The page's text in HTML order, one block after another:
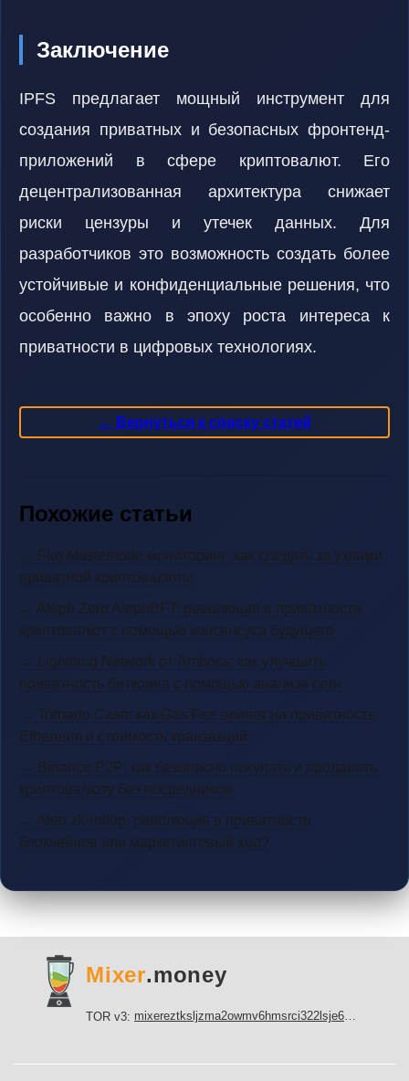
Заключение
IPFS предлагает мощный инструмент для
создания приватных и безопасных фронтенд-
приложений в сфере криптовалют. Его
децентрализованная архитектура снижает
риски цензуры и утечек данных. Для
разработчиков это возможность создать более
устойчивые и конфиденциальные решения, что
особенно важно в эпоху роста интереса к
приватности в цифровых технологиях.
← Вернуться к списку статей
Похожие статьи
→ Firo Masternode мониторинг: как следить за узлами
приватной криптовалюты
→ Aleph Zero AlephBFT: революция в приватности
криптовалют с помощью консенсуса будущего
→ Lightning Network от Amboss: как улучшить
приватность биткоина с помощью анализа сети
→ Tornado Cash: как Gas Fee влияет на приватность
Ethereum и стоимость транзакций
→ Binance P2P: как безопасно покупать и продавать
криптовалюту без посредников
→ Aleo zk-rollup: революция в приватности
блокчейнов или маркетинговый ход?
Mixer.money
TOR v3: mixereztksljzma2owmv6hmsrci322lsje6m3svicoddk3xbgvhd2fid.onion